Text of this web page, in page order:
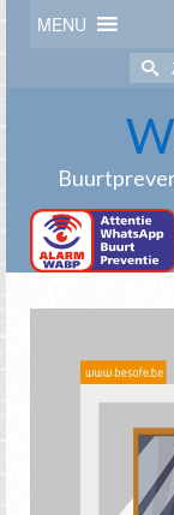
MENU
Zoek
naar: